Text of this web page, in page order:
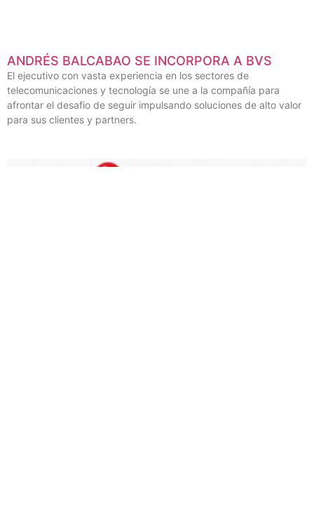
ANDRÉS BALCABAO SE INCORPORA A BVS
El ejecutivo con vasta experiencia en los sectores de
telecomunicaciones y tecnología se une a la compañía para
afrontar el desafio de seguir impulsando soluciones de alto valor
para sus clientes y partners.